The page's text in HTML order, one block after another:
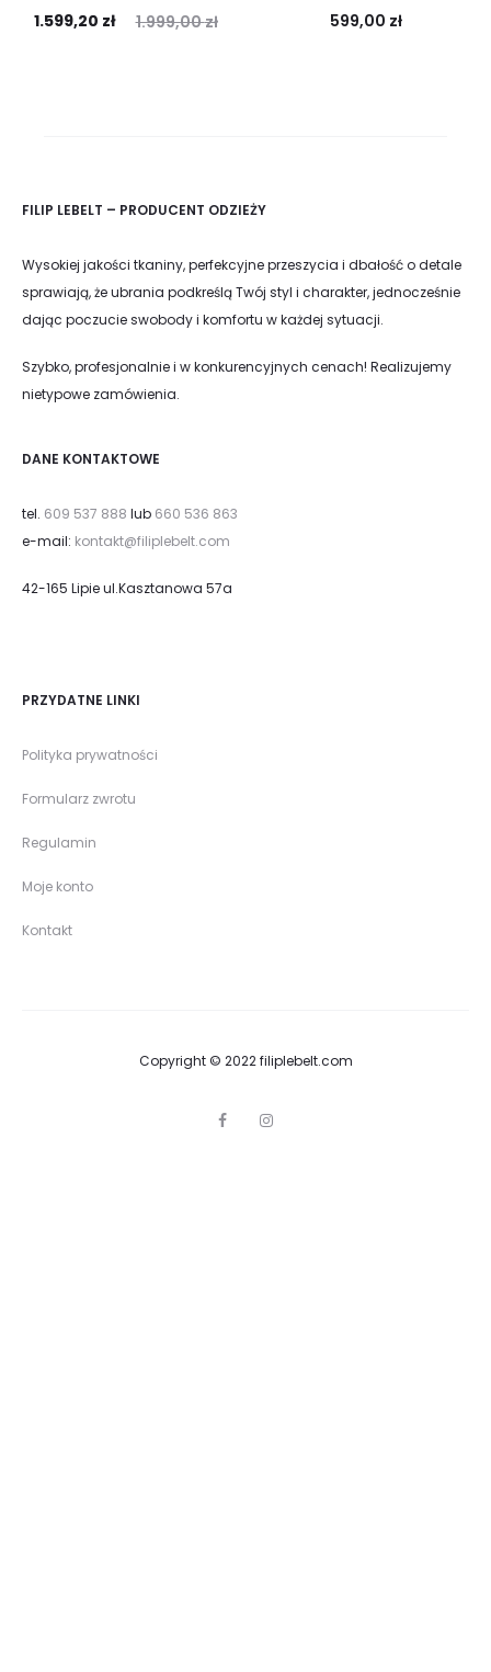
1.999,00zł
1.599,20 zł
599,00 zł
FILIP LEBELT – PRODUCENT ODZIEŻY
Wysokiej jakości tkaniny, perfekcyjne przeszycia i dbałość o detale
sprawiają, że ubrania podkreślą Twój styl i charakter, jednocześnie
dając poczucie swobody i komfortu w każdej sytuacji.
Szybko, profesjonalnie i w konkurencyjnych cenach! Realizujemy
nietypowe zamówienia.
DANE KONTAKTOWE
tel. 609 537 888 lub 660 536 863
e-mail: kontakt@filiplebelt.com
42-165 Lipie ul.Kasztanowa 57a
PRZYDATNE LINKI
Polityka prywatności
Formularz zwrotu
Regulamin
Moje konto
Kontakt
Copyright © 2022 filiplebelt.com